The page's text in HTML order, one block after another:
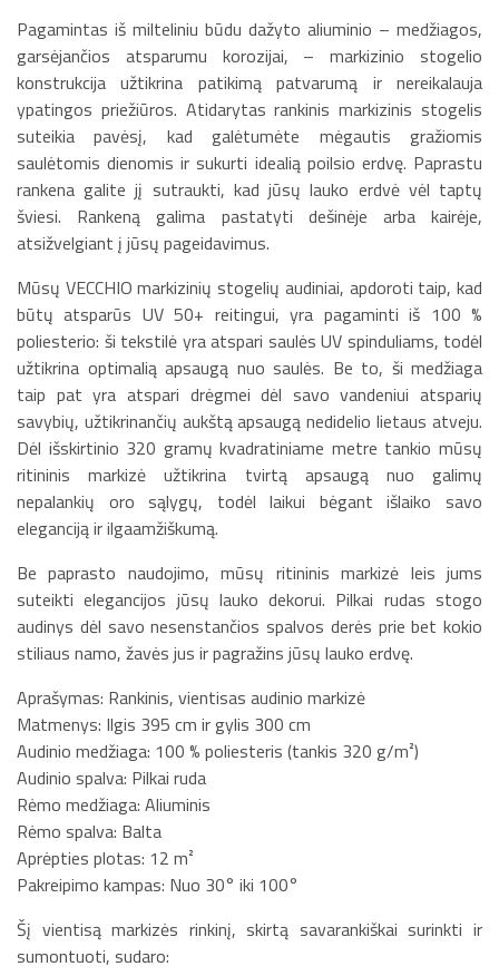
Pagamintas iš milteliniu būdu dažyto aliuminio – medžiagos,
garsėjančios atsparumu korozijai, – markizinio stogelio
konstrukcija užtikrina patikimą patvarumą ir nereikalauja
ypatingos priežiūros. Atidarytas rankinis markizinis stogelis
suteikia pavėsį, kad galėtumėte mėgautis gražiomis
saulėtomis dienomis ir sukurti idealią poilsio erdvę. Paprastu
rankena galite jį sutraukti, kad jūsų lauko erdvė vėl taptų
šviesi. Rankeną galima pastatyti dešinėje arba kairėje,
atsižvelgiant į jūsų pageidavimus.
Mūsų VECCHIO markizinių stogelių audiniai, apdoroti taip, kad
būtų atsparūs UV 50+ reitingui, yra pagaminti iš 100 %
poliesterio: ši tekstilė yra atspari saulės UV spinduliams, todėl
užtikrina optimalią apsaugą nuo saulės. Be to, ši medžiaga
taip pat yra atspari drėgmei dėl savo vandeniui atsparių
savybių, užtikrinančių aukštą apsaugą nedidelio lietaus atveju.
Dėl išskirtinio 320 gramų kvadratiniame metre tankio mūsų
ritininis markizė užtikrina tvirtą apsaugą nuo galimų
nepalankių oro sąlygų, todėl laikui bėgant išlaiko savo
eleganciją ir ilgaamžiškumą.
Be paprasto naudojimo, mūsų ritininis markizė leis jums
suteikti elegancijos jūsų lauko dekorui. Pilkai rudas stogo
audinys dėl savo nesenstančios spalvos derės prie bet kokio
stiliaus namo, žavės jus ir pagražins jūsų lauko erdvę.
Aprašymas: Rankinis, vientisas audinio markizė
Matmenys: Ilgis 395 cm ir gylis 300 cm
Audinio medžiaga: 100 % poliesteris (tankis 320 g/m²)
Audinio spalva: Pilkai ruda
Rėmo medžiaga: Aliuminis
Rėmo spalva: Balta
Aprėpties plotas: 12 m²
Pakreipimo kampas: Nuo 30° iki 100°
Šį vientisą markizės rinkinį, skirtą savarankiškai surinkti ir
sumontuoti, sudaro: